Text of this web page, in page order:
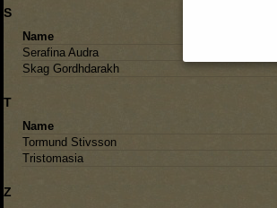
S
Name
Serafina Audra
Skag Gordhdarakh
T
Name
Tormund Stivsson
Tristomasia
Z